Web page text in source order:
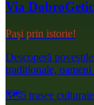
Via
Pași prin istorie!
Descoperă
tradiționale,
🗺️5 trasee culturale